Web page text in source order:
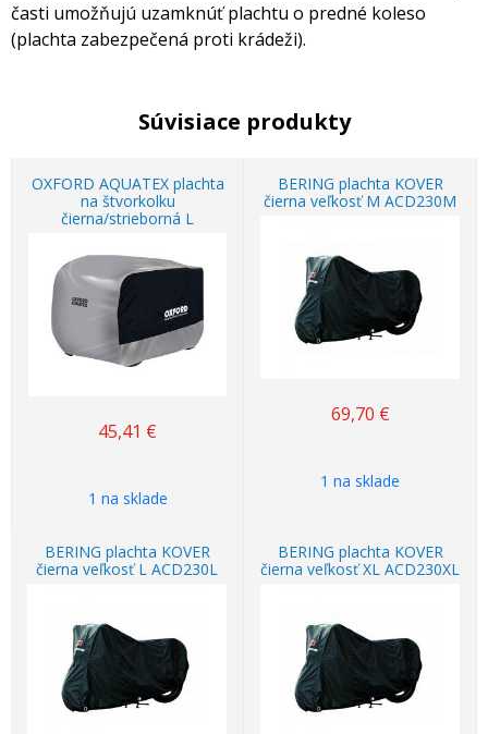
časti umožňujú uzamknúť plachtu o predné koleso
(plachta zabezpečená proti krádeži).
Súvisiace produkty
OXFORD AQUATEX plachta
na štvorkolku
čierna/strieborná L
45,41 €
1 na sklade
BERING plachta KOVER
čierna veľkosť M ACD230M
69,70 €
1 na sklade
BERING plachta KOVER
čierna veľkosť L ACD230L
BERING plachta KOVER
čierna veľkosť XL ACD230XL